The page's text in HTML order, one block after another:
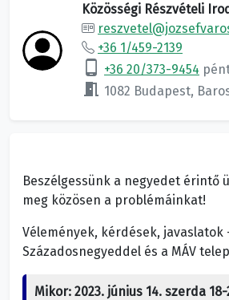
Közösségi Részvételi
+36 1/459-2139
phone_android +36 20/373-9454
meeting_room 1082 Budapest,
Beszélgessünk a negyedet érintő
meg közösen a problémáinkat!
Vélemények, kérdések, javaslatok
Századosnegyeddel és a MÁV
Mikor: 2023. június 14. szerda